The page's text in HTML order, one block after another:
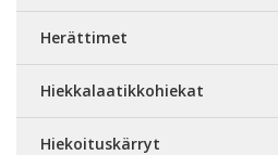
Herättimet
Hiekkalaatikkohiekat
Hiekoituskärryt